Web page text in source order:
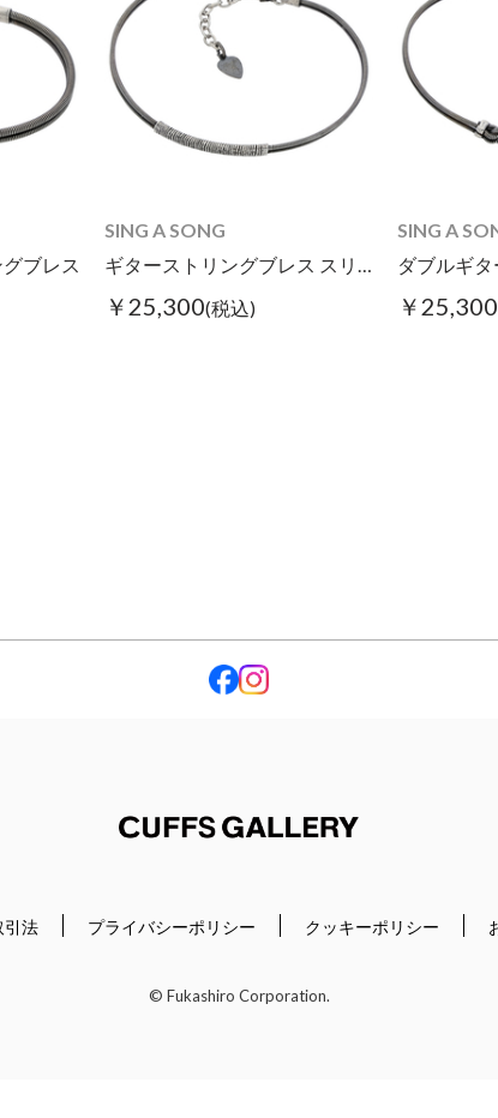
ブレス
SING A SONG
ギターストリングブレス スリム
￥25,300(税込)
SING A
￥25,300
引法 プライバシーポリシー クッキーポリシー
© Fukashiro Corporation.